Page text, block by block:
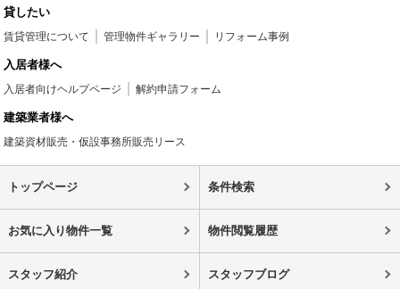
貸したい
賃貸管理について 管理物件ギャラリー リフォーム事例
入居者様へ
入居者向けヘルプページ 解約申請フォーム
建築業者様へ
建築資材販売・仮設事務所販売リース
トップページ 条件検索
お気に入り物件一覧 物件閲覧履歴
スタッフ紹介 スタッフブログ